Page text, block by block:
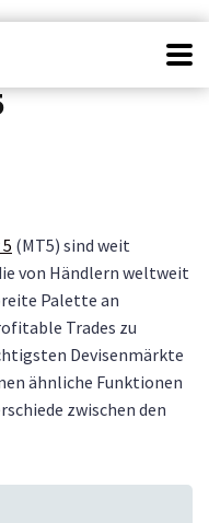
(MT5) sind weit
von Händlern weltweit
Palette an
Trades zu
Devisenmärkte
ähnliche Funktionen
zwischen den